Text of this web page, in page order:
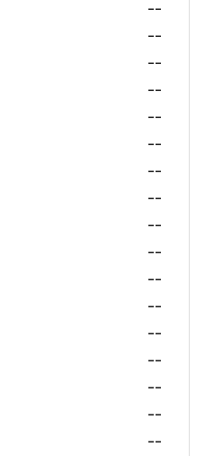
--
--
--
--
--
--
--
--
--
--
--
--
--
--
--
--
--